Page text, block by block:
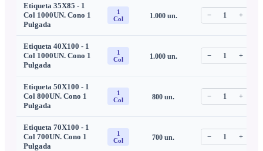
Etiqueta 35X85 - 1
Col 1000UN. Cono 1
Pulgada
1
Col
1.000un. − 1 +
Etiqueta 40X100 - 1
Col 1000UN. Cono 1
Pulgada
1
Col
1.000un. − 1 +
Etiqueta 50X100 - 1
Col 800UN. Cono 1
Pulgada
1
Col
800 un. − 1 +
Etiqueta 70X100 - 1
Col 700UN. Cono 1
Pulgada
1
Col
700 un. − 1 +